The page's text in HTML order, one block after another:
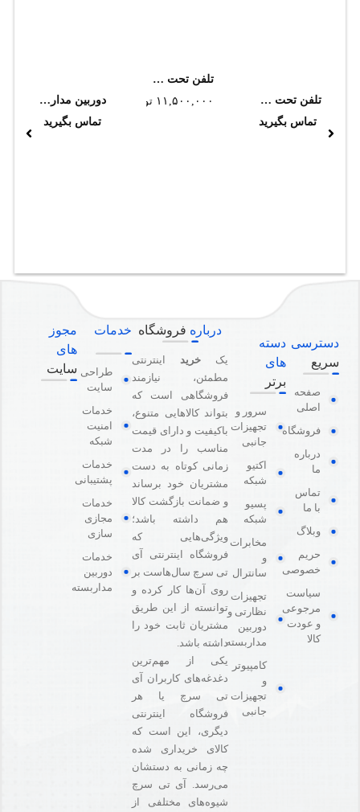
تلفن تحت شبکه گرنداستریم مدل GXP1625 (استوک)
تماس بگیرید
تلفن تحت شبکه یالینک مدل T53W (استوک)
۱۱,۵۰۰,۰۰۰ تومان
دوربین مداربسته تحت شبکه تیاندی مدل TC-C32WP I5/E/Y/2.8mm/V4.0
تماس بگیرید
دسترسی
سریع
صفحه
اصلی
فروشگاه
درباره
ما
تماس
با ما
وبلاگ
حریم
خصوصی
سیاست
مرجوعی
و عودت
کالا
دسته
های
برتر
سرور و
تجهیزات
جانبی
اکتیو
شبکه
پسیو
شبکه
مخابرات
و
سانترال
تجهیزات
نظارتی و
دوربین
مداربسته
کامپیوتر
و
تجهیزات
جانبی
درباره فروشگاه
یک خرید اینترنتی
مطمئن، نیازمند
فروشگاهی است که
بتواند کالاهایی متنوع،
باکیفیت و دارای قیمت
مناسب را در مدت
زمانی کوتاه به دست
مشتریان خود برساند
و ضمانت بازگشت کالا
هم داشته باشد؛
ویژگی‌هایی که
فروشگاه اینترنتی آی
تی سرچ سال‌هاست بر
روی آن‌ها کار کرده و
توانسته از این طریق
مشتریان ثابت خود را
داشته باشد.
یکی از مهم‌ترین
دغدغه‌های کاربران آی
تی سرچ یا هر
فروشگاه‌ اینترنتی
دیگری، این است که
کالای خریداری شده
چه زمانی به دستشان
می‌رسد. آی تی سرچ
شیوه‌های مختلفی از
خدمات
طراحی
سایت
خدمات
امنیت
شبکه
خدمات
پشتیبانی
خدمات
مجازی
سازی
خدمات
دوربین
مداربسته
مجوز
های
سایت